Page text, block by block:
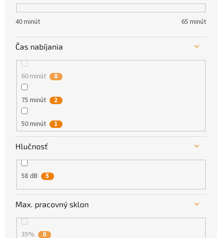
40 minút 65 minút
Čas nabíjania
60 minút 0
75 minút 2
50 minút 1
40 minút
70 minút
Hlučnosť
58 dB 5
Max. pracovný sklon
35% 0